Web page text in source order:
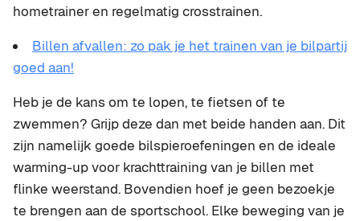
hometrainer en regelmatig crosstrainen.
Billen afvallen: zo pak je het trainen van je bilpartij
goed aan!
Heb je de kans om te lopen, te fietsen of te
zwemmen? Grijp deze dan met beide handen aan. Dit
zijn namelijk goede bilspieroefeningen en de ideale
warming-up voor krachttraining van je billen met
flinke weerstand. Bovendien hoef je geen bezoekje
te brengen aan de sportschool. Elke beweging van je